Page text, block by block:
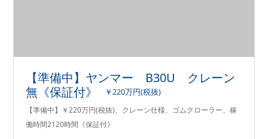
【準備中】ヤンマー B30U クレーン
無《保証付》
￥220万円(税抜)
【準備中】￥220万円(税抜)、クレーン仕様、ゴムクローラー、稼
働時間2120時間《保証付》